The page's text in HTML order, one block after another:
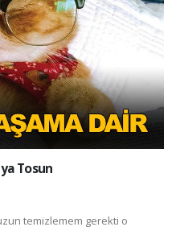
Tosun
temizlemem gerekti o